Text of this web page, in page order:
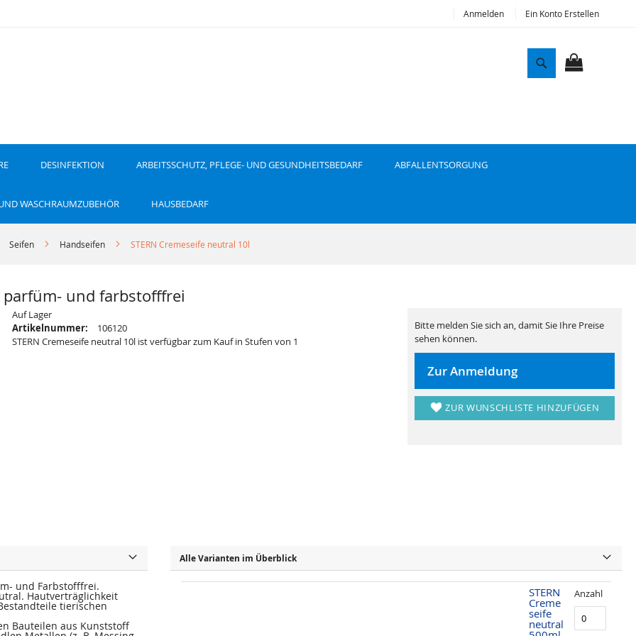
Anmelden Ein Konto Erstellen
S
h
DESINFEKTION ARBEITSSCHUTZ, PFLEGE- UND GESUNDHEITSBEDARF ABFALLENTSORGUNG
WASCHRAUMZUBEHÖR HAUSBEDARF
Seifen Handseifen STERN Cremeseife neutral 10l
und farbstofffrei
Auf Lager
Artikelnummer:
106120
STERN Cremeseife neutral 10l ist verfügbar zum Kauf in Stufen von 1
Bitte melden Sie sich an, damit Sie Ihre Preise
sehen können.
Zur Anmeldung
ZUR WUNSCHLISTE HINZUFÜGEN
und Farbstofffrei.
Hautverträglichkeit
tierischen
Bauteilen aus Kunststoff
Alle Varianten im Überblick
STERN
Creme
seife
neutral
Anzahl